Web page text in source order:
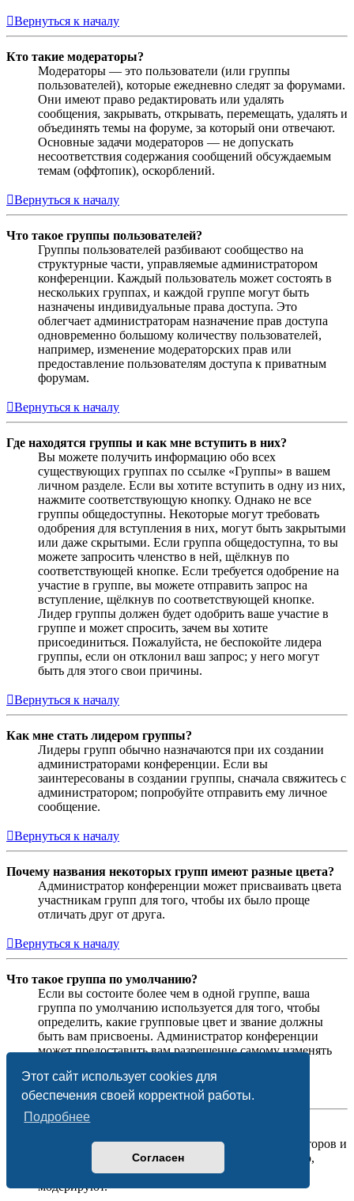
Этот сайт использует cookies для
обеспечения своей корректной работы.
Подробнее
Согласен
Вернуться к началу
Кто такие модераторы?
Модераторы — это пользователи (или группы
пользователей), которые ежедневно следят за форумами.
Они имеют право редактировать или удалять
сообщения, закрывать, открывать, перемещать, удалять и
объединять темы на форуме, за который они отвечают.
Основные задачи модераторов — не допускать
несоответствия содержания сообщений обсуждаемым
темам (оффтопик), оскорблений.
Вернуться к началу
Что такое группы пользователей?
Группы пользователей разбивают сообщество на
структурные части, управляемые администратором
конференции. Каждый пользователь может состоять в
нескольких группах, и каждой группе могут быть
назначены индивидуальные права доступа. Это
облегчает администраторам назначение прав доступа
одновременно большому количеству пользователей,
например, изменение модераторских прав или
предоставление пользователям доступа к приватным
форумам.
Вернуться к началу
Где находятся группы и как мне вступить в них?
Вы можете получить информацию обо всех
существующих группах по ссылке «Группы» в вашем
личном разделе. Если вы хотите вступить в одну из них,
нажмите соответствующую кнопку. Однако не все
группы общедоступны. Некоторые могут требовать
одобрения для вступления в них, могут быть закрытыми
или даже скрытыми. Если группа общедоступна, то вы
можете запросить членство в ней, щёлкнув по
соответствующей кнопке. Если требуется одобрение на
участие в группе, вы можете отправить запрос на
вступление, щёлкнув по соответствующей кнопке.
Лидер группы должен будет одобрить ваше участие в
группе и может спросить, зачем вы хотите
присоединиться. Пожалуйста, не беспокойте лидера
группы, если он отклонил ваш запрос; у него могут
быть для этого свои причины.
Вернуться к началу
Как мне стать лидером группы?
Лидеры групп обычно назначаются при их создании
администраторами конференции. Если вы
заинтересованы в создании группы, сначала свяжитесь с
администратором; попробуйте отправить ему личное
сообщение.
Вернуться к началу
Почему названия некоторых групп имеют разные цвета?
Администратор конференции может присваивать цвета
участникам групп для того, чтобы их было проще
отличать друг от друга.
Вернуться к началу
Что такое группа по умолчанию?
Если вы состоите более чем в одной группе, ваша
группа по умолчанию используется для того, чтобы
определить, какие групповые цвет и звание должны
быть вам присвоены. Администратор конференции
может предоставить вам разрешение самому изменять
Вернуться к началу
На этой странице вы найдёте список администраторов и
модераторов конференции и другую информацию,
такую как сведения о форумах, которые они
модерируют.